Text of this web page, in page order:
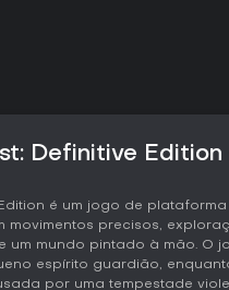
Definitive Edition
é um jogo de
movimentos precisos,
um mundo pintado à mão. O
espírito guardião,
por uma tempestade